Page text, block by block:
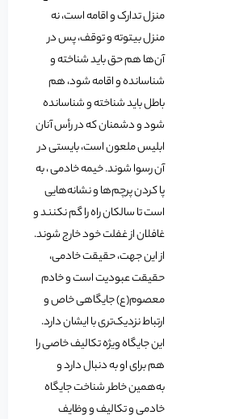
منزل تدارک و اقامه است، نه
منزل بیتوته و توقف، پس در
آن‌ها هم حق باید شناخته و
شناسانده و اقامه شود، هم
باطل باید شناخته و شناسانده
شود و دشمنان که در رأس آنان
ابلیس ملعون است، بایستی در
آن رسوا شوند. خیمه خادمی ، به
پا کردن پرچم‌ها و نشانه‌هایی
است تا سالکان راه را گم نکنند و
غافلان از غفلت خود خارج شوند.
از این جهت، حقیقت خادمی،
حقیقت عبودیت است و خادم
معصوم(ع) جایگاهی خاص و
ارتباط نزدیک‌تری با ایشان دارد.
این جایگاه ویژه تکالیف خاصی را
هم برای او به دنبال دارد و
به‌همین خاطر شناخت جایگاه
خادمی و تکالیف و وظایف